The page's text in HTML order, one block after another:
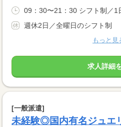
09：30〜21：30 シフト制／1
週休2日／全曜日のシフト制
もっと見
求人詳細
[一般派遣]
未経験◎国内有名ジュエ